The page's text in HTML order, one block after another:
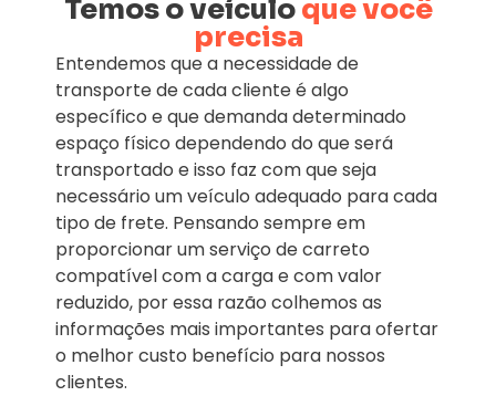
Temos o veículoque você
precisa
Entendemos que a necessidade de
transporte de cada cliente é algo
específico e que demanda determinado
espaço físico dependendo do que será
transportado e isso faz com que seja
necessário um veículo adequado para cada
tipo de frete. Pensando sempre em
proporcionar um serviço de carreto
compatível com a carga e com valor
reduzido, por essa razão colhemos as
informações mais importantes para ofertar
o melhor custo benefício para nossos
clientes.